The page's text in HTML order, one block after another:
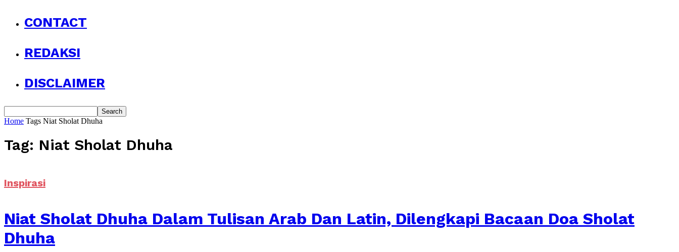
CONTACT
REDAKSI
DISCLAIMER
Home Tags Niat Sholat Dhuha
Tag: Niat Sholat Dhuha
Inspirasi
Niat Sholat Dhuha Dalam Tulisan Arab Dan Latin, Dilengkapi Bacaan Doa Sholat
Dhuha